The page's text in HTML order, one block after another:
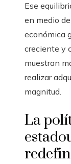
Ese
en medio
económica
creciente y
muestran
realizar
magnitud.
La